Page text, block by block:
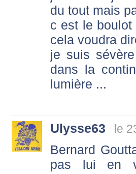
du tout mais
c est le boulot
cela voudra
je suis
dans la
lumière ...
Ulysse63 le
Bernard
pas lui en